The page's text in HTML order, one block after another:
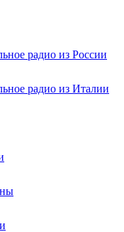
радио из России
радио из Италии